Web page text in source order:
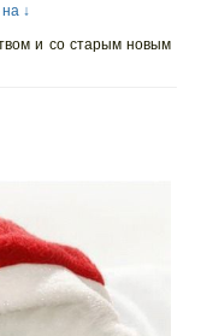
↓
и со старым новым